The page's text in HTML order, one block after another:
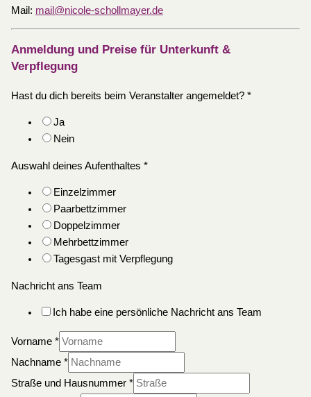
Mail: mail@nicole-schollmayer.de
Anmeldung und Preise für Unterkunft &
Verpflegung
Hast du dich bereits beim Veranstalter angemeldet? *
Ja
Nein
Auswahl deines Aufenthaltes *
Einzelzimmer
Paarbettzimmer
Doppelzimmer
Mehrbettzimmer
Tagesgast mit Verpflegung
Nachricht ans Team
Ich habe eine persönliche Nachricht ans Team
Vorname *
Nachname *
Straße und Hausnummer *